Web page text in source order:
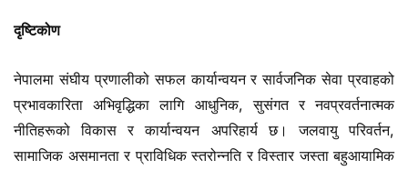
दृष्टिकोण
नेपालमा संघीय प्रणालीको सफल कार्यान्वयन र सार्वजनिक सेवा प्रवाहको
प्रभावकारिता अभिवृद्धिका लागि आधुनिक, सुसंगत र नवप्रवर्तनात्मक
नीतिहरूको विकास र कार्यान्वयन अपरिहार्य छ। जलवायु परिवर्तन,
सामाजिक असमानता र प्राविधिक स्तरोन्नति र विस्तार जस्ता बहुआयामिक